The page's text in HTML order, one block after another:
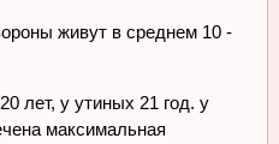
живут в среднем 10 -
лет, у утиных 21 год. у
максимальная